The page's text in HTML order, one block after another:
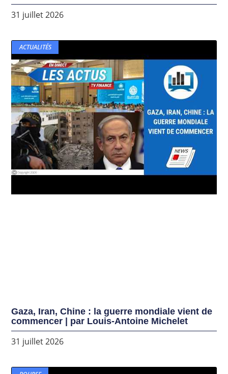
31 juillet 2026
ACTUALITÉS
Gaza, Iran, Chine : la guerre mondiale vient de
commencer | par Louis-Antoine Michelet
31 juillet 2026